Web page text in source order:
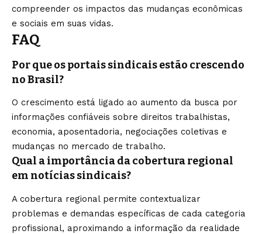
compreender os impactos das mudanças econômicas
e sociais em suas vidas.
FAQ
Por que os portais sindicais estão crescendo
no Brasil?
O crescimento está ligado ao aumento da busca por
informações confiáveis sobre direitos trabalhistas,
economia, aposentadoria, negociações coletivas e
mudanças no mercado de trabalho.
Qual a importância da cobertura regional
em notícias sindicais?
A cobertura regional permite contextualizar
problemas e demandas específicas de cada categoria
profissional, aproximando a informação da realidade